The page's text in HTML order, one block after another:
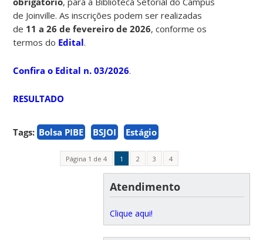
de Joinville. As inscrições podem ser realizadas
de 11 a 26 de fevereiro de 2026, conforme os
termos do Edital.
Confira o Edital n. 03/2026.
RESULTADO
Tags: Bolsa PIBE BSJOI Estágio
Página 1 de 4 1 2 3 4
Atendimento
Clique aqui!